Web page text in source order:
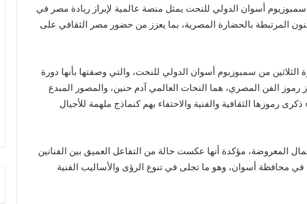
سمبوزيوم أسوان الدولي للنحت يمثل منصة عالمية لإبراز ريادة مصر في
المرتبطة بالحضارة المصرية، بما يعزز من حضور مصر الثقافي على
من سمبوزيوم أسوان الدولي للنحت، والتي وصفتها بأنها دورة
رموز الفن المصري، هما النحات العالمي آدم حنين، والمصور المبدع
رموزها الثقافية والفنية والاحتفاء بهم كنماذج ملهمة للأجيال
المعروضة، مؤكدة أنها عكست حالة من التفاعل العميق بين الفنانين
في محافظة أسوان، وهو ما تجلى في تنوع الرؤى والأساليب الفنية